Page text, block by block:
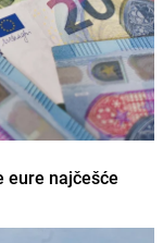
eure najčešće